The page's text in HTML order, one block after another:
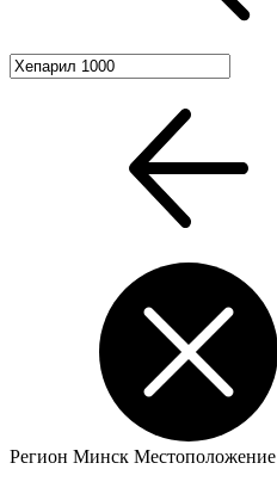
Регион Минск Местоположение